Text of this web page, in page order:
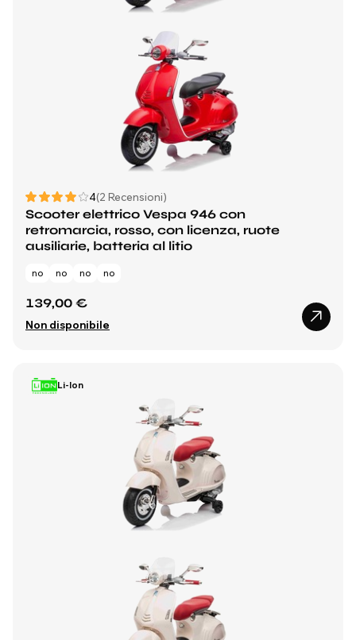
4(2 Recensioni)
Scooter elettrico Vespa 946 con
retromarcia, rosso, con licenza, ruote
ausiliarie, batteria al litio
no no no no
139,00 €
Non disponibile
Li-Ion